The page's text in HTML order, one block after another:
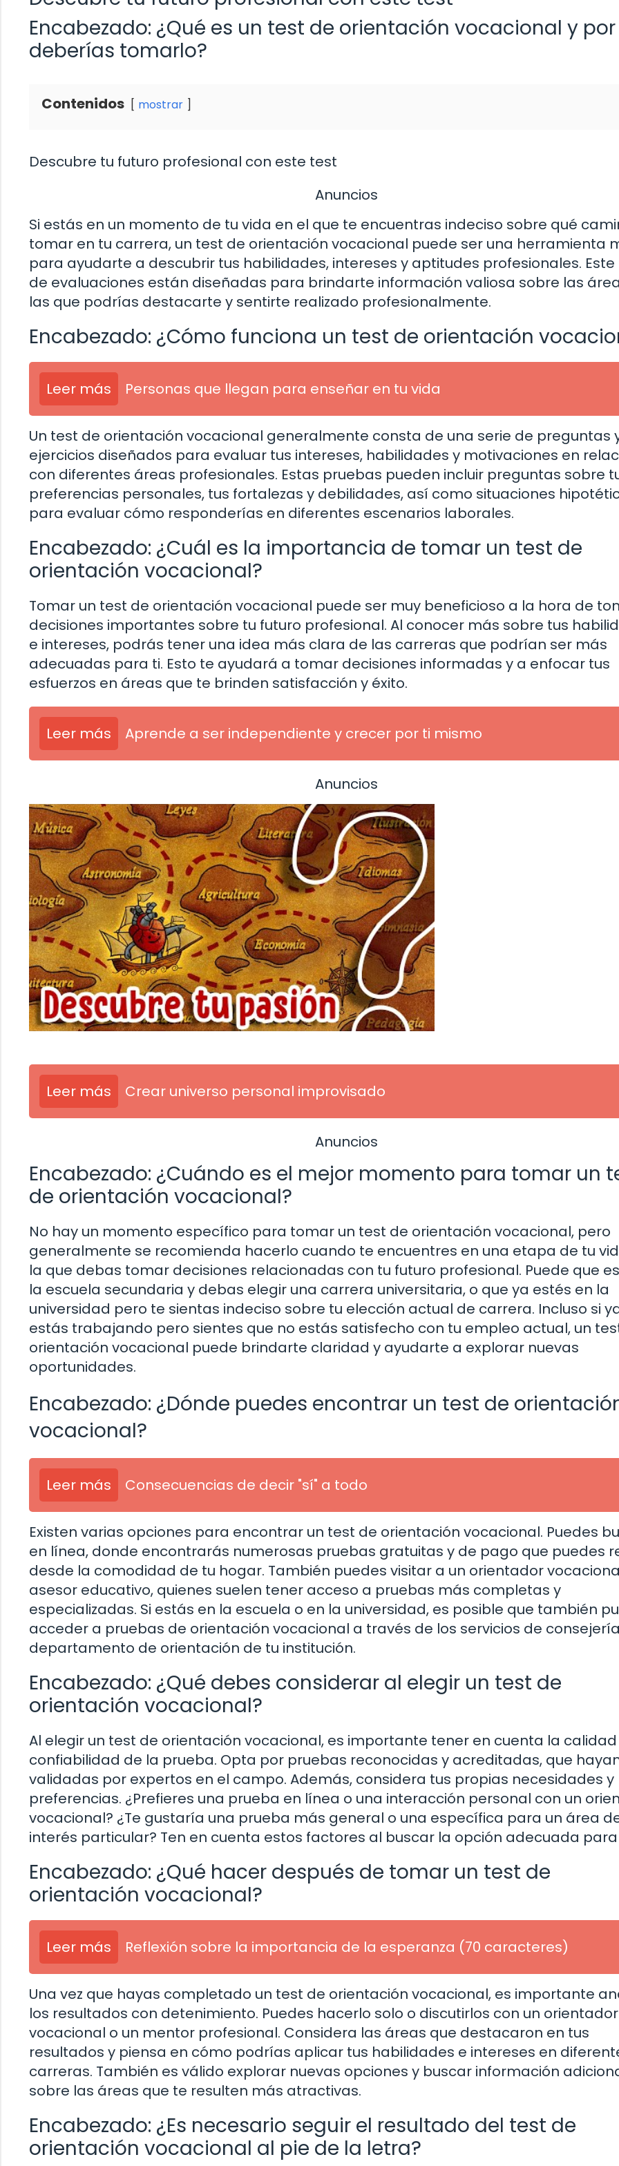
Encabezado: ¿Qué es un test de orientación vocacional y
deberías tomarlo?
Contenidos mostrar
Descubre tu futuro profesional con este test
Anuncios
Si estás en un momento de tu vida en el que te encuentras indeciso sobre qué
tomar en tu carrera, un test de orientación vocacional puede ser una herramienta
para ayudarte a descubrir tus habilidades, intereses y aptitudes profesionales.
de evaluaciones están diseñadas para brindarte información valiosa sobre las
las que podrías destacarte y sentirte realizado profesionalmente.
Encabezado: ¿Cómo funciona un test de orientación
Leer más Personas que llegan para enseñar en tu vida
Un test de orientación vocacional generalmente consta de una serie de preguntas
ejercicios diseñados para evaluar tus intereses, habilidades y motivaciones en
con diferentes áreas profesionales. Estas pruebas pueden incluir preguntas sobre
preferencias personales, tus fortalezas y debilidades, así como situaciones
para evaluar cómo responderías en diferentes escenarios laborales.
Encabezado: ¿Cuál es la importancia de tomar un test de
orientación vocacional?
Tomar un test de orientación vocacional puede ser muy beneficioso a la hora de
decisiones importantes sobre tu futuro profesional. Al conocer más sobre tus
e intereses, podrás tener una idea más clara de las carreras que podrían ser más
adecuadas para ti. Esto te ayudará a tomar decisiones informadas y a enfocar tus
esfuerzos en áreas que te brinden satisfacción y éxito.
Leer más Aprende a ser independiente y crecer por ti mismo
Anuncios
Leer más Crear universo personal improvisado
Anuncios
Encabezado: ¿Cuándo es el mejor momento para tomar un
de orientación vocacional?
No hay un momento específico para tomar un test de orientación vocacional, pero
generalmente se recomienda hacerlo cuando te encuentres en una etapa de tu
la que debas tomar decisiones relacionadas con tu futuro profesional. Puede que
la escuela secundaria y debas elegir una carrera universitaria, o que ya estés en la
universidad pero te sientas indeciso sobre tu elección actual de carrera. Incluso si
estás trabajando pero sientes que no estás satisfecho con tu empleo actual, un
orientación vocacional puede brindarte claridad y ayudarte a explorar nuevas
oportunidades.
Encabezado: ¿Dónde puedes encontrar un test de
vocacional?
Leer más Consecuencias de decir "sí" a todo
Existen varias opciones para encontrar un test de orientación vocacional. Puedes
en línea, donde encontrarás numerosas pruebas gratuitas y de pago que puedes
desde la comodidad de tu hogar. También puedes visitar a un orientador
asesor educativo, quienes suelen tener acceso a pruebas más completas y
especializadas. Si estás en la escuela o en la universidad, es posible que también
acceder a pruebas de orientación vocacional a través de los servicios de
departamento de orientación de tu institución.
Encabezado: ¿Qué debes considerar al elegir un test de
orientación vocacional?
Al elegir un test de orientación vocacional, es importante tener en cuenta la
confiabilidad de la prueba. Opta por pruebas reconocidas y acreditadas, que
validadas por expertos en el campo. Además, considera tus propias necesidades y
preferencias. ¿Prefieres una prueba en línea o una interacción personal con un
vocacional? ¿Te gustaría una prueba más general o una específica para un área
interés particular? Ten en cuenta estos factores al buscar la opción adecuada para
Encabezado: ¿Qué hacer después de tomar un test de
orientación vocacional?
Leer más Reflexión sobre la importancia de la esperanza (70 caracteres)
Una vez que hayas completado un test de orientación vocacional, es importante
los resultados con detenimiento. Puedes hacerlo solo o discutirlos con un orientador
vocacional o un mentor profesional. Considera las áreas que destacaron en tus
resultados y piensa en cómo podrías aplicar tus habilidades e intereses en
carreras. También es válido explorar nuevas opciones y buscar información
sobre las áreas que te resulten más atractivas.
Encabezado: ¿Es necesario seguir el resultado del test de
orientación vocacional al pie de la letra?